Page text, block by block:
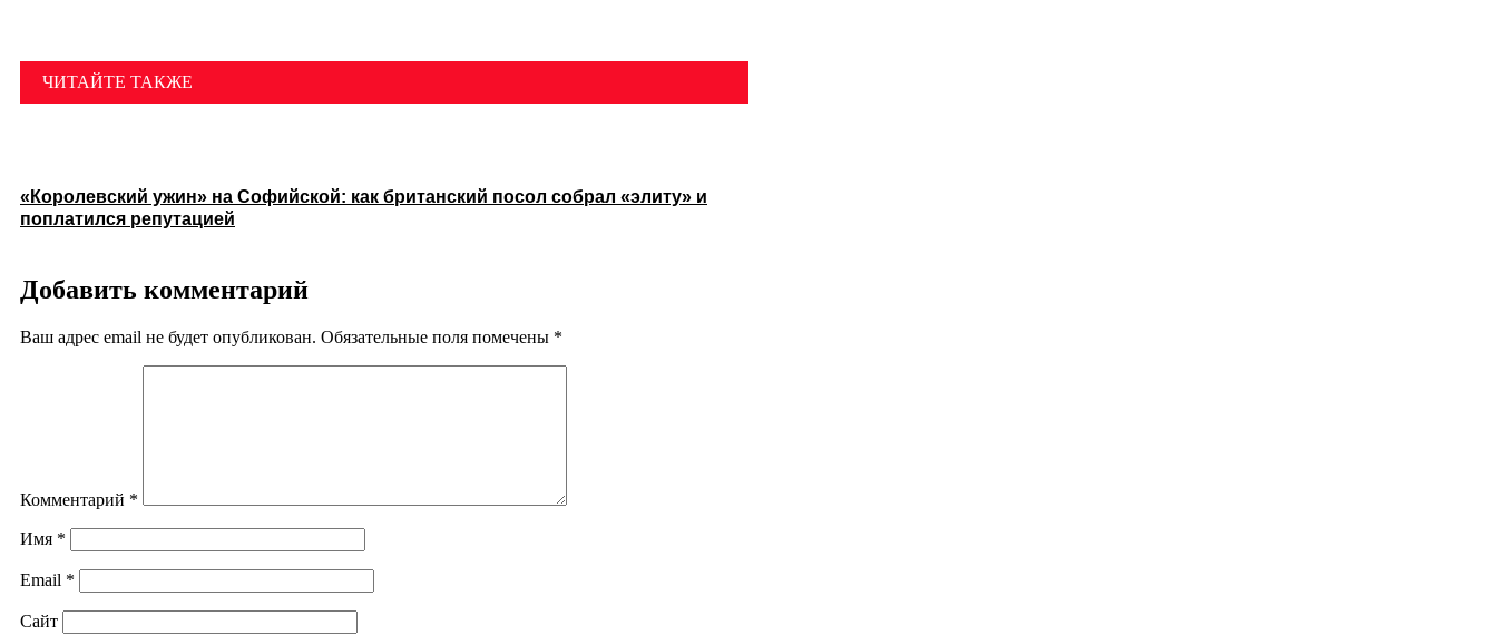
ЧИТАЙТЕ ТАКЖЕ
«Королевский ужин» на Софийской: как британский посол собрал «элиту» и
поплатился репутацией
Добавить комментарий
Ваш адрес email не будет опубликован. Обязательные поля помечены *
Комментарий *
Имя *
Email *
Сайт